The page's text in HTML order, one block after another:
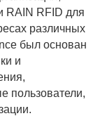
RAIN RFID для
различных
был основан
и
пользователи,